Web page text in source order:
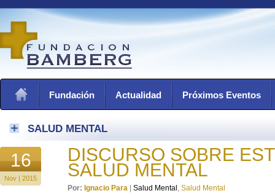
Fundación Actualidad Próximos Eventos
SALUD MENTAL
16
Nov | 2015
DISCURSO SOBRE
SALUD MENTAL
Por: Ignacio Para Salud Mental , Salud Mental